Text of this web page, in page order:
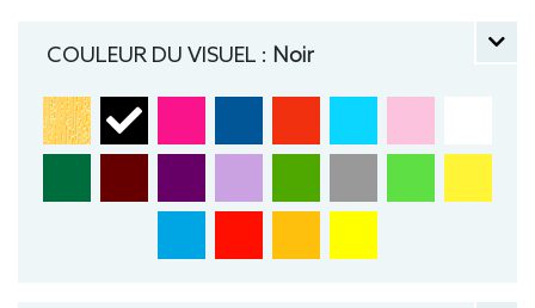
COULEUR DU VISUEL : Noir